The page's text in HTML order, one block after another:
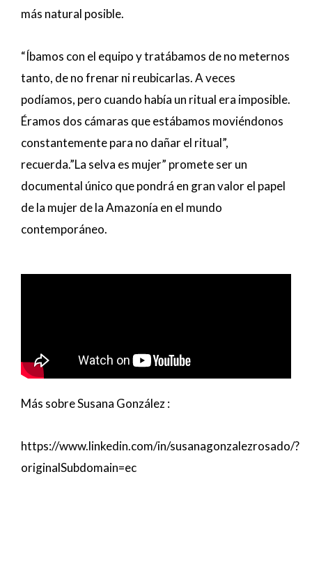
más natural posible.
“Íbamos con el equipo y tratábamos de no meternos
tanto, de no frenar ni reubicarlas. A veces
podíamos, pero cuando había un ritual era imposible.
Éramos dos cámaras que estábamos moviéndonos
constantemente para no dañar el ritual”,
recuerda.”La selva es mujer” promete ser un
documental único que pondrá en gran valor el papel
de la mujer de la Amazonía en el mundo
contemporáneo.
Más sobre Susana González :
https://www.linkedin.com/in/susanagonzalezrosado/?
originalSubdomain=ec